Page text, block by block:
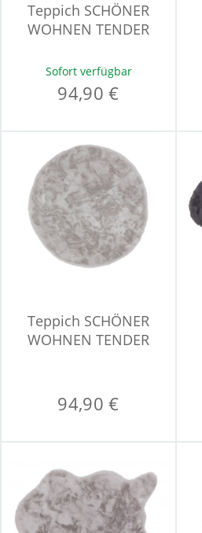
Teppich SCHÖNER
WOHNEN TENDER
Sofort verfügbar
94,90 €
Teppich SCHÖNER
WOHNEN TENDER
94,90 €